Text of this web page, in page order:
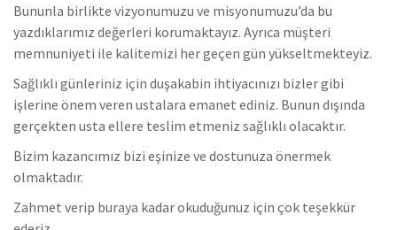
Bununla birlikte vizyonumuzu ve misyonumuzu’da bu
yazdıklarımız değerleri korumaktayız. Ayrıca müşteri
memnuniyeti ile kalitemizi her geçen gün yükseltmekteyiz.
Sağlıklı günleriniz için duşakabin ihtiyacınızı bizler gibi
işlerine önem veren ustalara emanet ediniz. Bunun dışında
gerçekten usta ellere teslim etmeniz sağlıklı olacaktır.
Bizim kazancımız bizi eşinize ve dostunuza önermek
olmaktadır.
Zahmet verip buraya kadar okuduğunuz için çok teşekkür